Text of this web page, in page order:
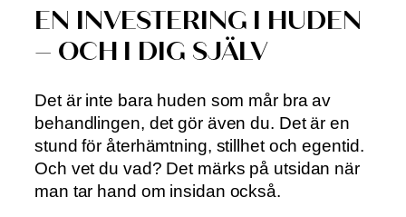
EN INVESTERING I HUDEN
– OCH I DIG SJÄLV
Det är inte bara huden som mår bra av
behandlingen, det gör även du. Det är en
stund för återhämtning, stillhet och egentid.
Och vet du vad? Det märks på utsidan när
man tar hand om insidan också.